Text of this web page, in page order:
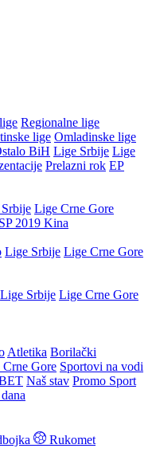
Regionalne lige
lige Omladinske lige
BiH Lige Srbije Lige
Prelazni rok EP
Lige Crne Gore
SP 2019 Kina
Lige Srbije Lige Crne Gore
Lige Srbije Lige Crne Gore
Atletika Borilački
Gore Sportovi na vodi
Naš stav Promo Sport
Rukomet